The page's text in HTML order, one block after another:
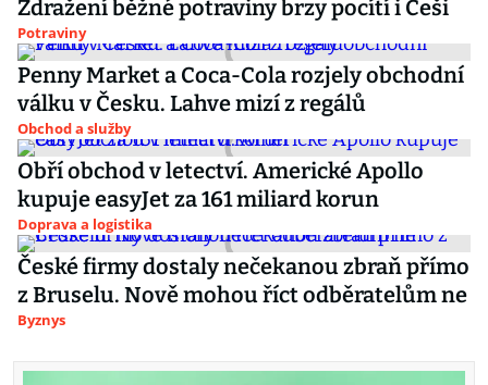
Zdražení běžné potraviny brzy pocítí i Češi
Potraviny
Penny Market a Coca-Cola rozjely obchodní
válku v Česku. Lahve mizí z regálů
Obchod a služby
Obří obchod v letectví. Americké Apollo
kupuje easyJet za 161 miliard korun
Doprava a logistika
České firmy dostaly nečekanou zbraň přímo
z Bruselu. Nově mohou říct odběratelům ne
Byznys